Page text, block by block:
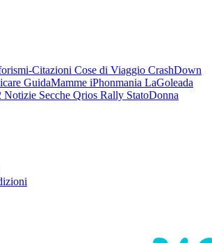
Citazioni Cose di Viaggio CrashDown
GuidaMamme iPhonmania LaGoleada
Notizie Secche Qrios Rally StatoDonna